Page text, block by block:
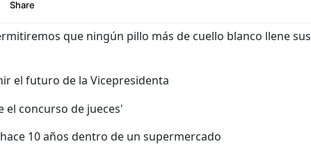
que ningún pillo más de cuello blanco llene sus
el futuro de la Vicepresidenta
el concurso de jueces'
10 años dentro de un supermercado